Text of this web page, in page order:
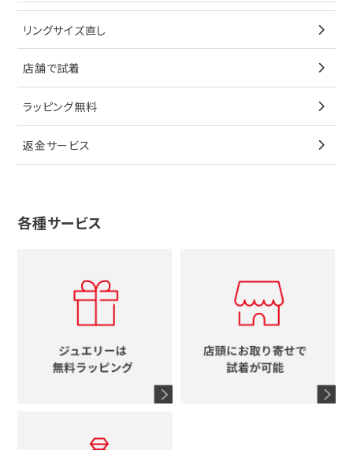
ブレスレット
ペンダントトップ
ブローチ
その他
ノーブランドジュエリーをすべて見る
イヤリング
ブレスレット
ペンダントトップ
ブローチ
その他
ティファニー
ブルガリ
グッチ
キーケース
サングラス
シューズ
香水
シャネル
コーチ
ブランドアイテムをすべて見る
オメガ
シャネル
タグホイヤー
カルティエ
セイコー
メンズ時計
時計をすべて見る
ブルガリ
カルティエ
ウノアエレ
4℃
グッチ
ルイヴィトン
エルメス
シャネル
星
リボン
花
十字架
イニシャル
リングサイズ直し
店舗で試着
ラッピング無料
返金サービス
各種サービス